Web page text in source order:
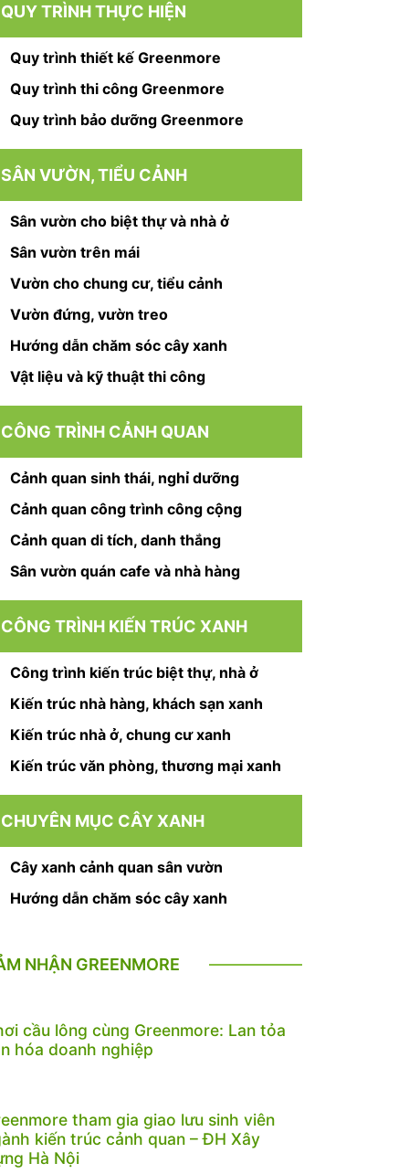
QUY TRÌNH THỰC HIỆN
Quy trình thiết kế Greenmore
Quy trình thi công Greenmore
Quy trình bảo dưỡng Greenmore
SÂN VƯỜN, TIỂU CẢNH
Sân vườn cho biệt thự và nhà ở
Sân vườn trên mái
Vườn cho chung cư, tiểu cảnh
Vườn đứng, vườn treo
Hướng dẫn chăm sóc cây xanh
Vật liệu và kỹ thuật thi công
CÔNG TRÌNH CẢNH QUAN
Cảnh quan sinh thái, nghỉ dưỡng
Cảnh quan công trình công cộng
Cảnh quan di tích, danh thắng
Sân vườn quán cafe và nhà hàng
CÔNG TRÌNH KIẾN TRÚC XANH
Công trình kiến trúc biệt thự, nhà ở
Kiến trúc nhà hàng, khách sạn xanh
Kiến trúc nhà ở, chung cư xanh
Kiến trúc văn phòng, thương mại xanh
CHUYÊN MỤC CÂY XANH
Cây xanh cảnh quan sân vườn
Hướng dẫn chăm sóc cây xanh
NHẬN GREENMORE
cầu lông cùng Greenmore: Lan tỏa
hóa doanh nghiệp
tham gia giao lưu sinh viên
kiến trúc cảnh quan – ĐH Xây
Hà Nội